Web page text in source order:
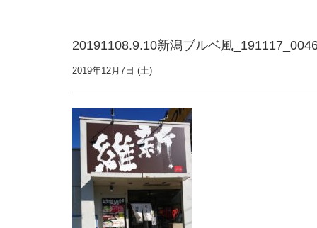
20191108.9.10新潟ブルベ風
2019年12月7日 (土)